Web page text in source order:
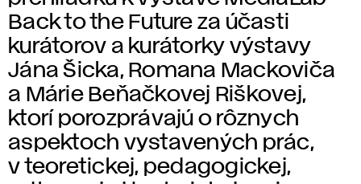
Back to the Future za účasti
kurátorov a kurátorky výstavy
Jána Šicka, Romana Mackoviča
a Márie Beňačkovej Riškovej,
ktorí porozprávajú o rôznych
aspektoch vystavených prác,
v teoretickej, pedagogickej,